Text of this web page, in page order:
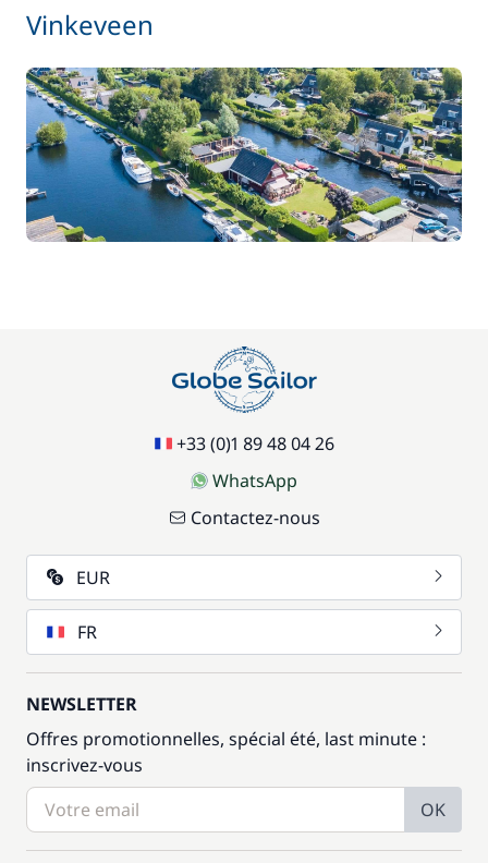
Location de vélo - Adulte
Location de vélo - Enfant 45,50 €
/ semaine
Paddle 77,00 €
/ semaine
Parking Voitures 70,00 €
Vinkeveen
+33 (0)1 89 48 04 26
WhatsApp
Contactez-nous
EUR
FR
NEWSLETTER
Offres promotionnelles, spécial été, last minute :
inscrivez-vous
OK